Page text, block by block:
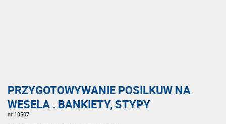
PRZYGOTOWYWANIE POSILKUW NA
WESELA . BANKIETY, STYPY
nr 19507